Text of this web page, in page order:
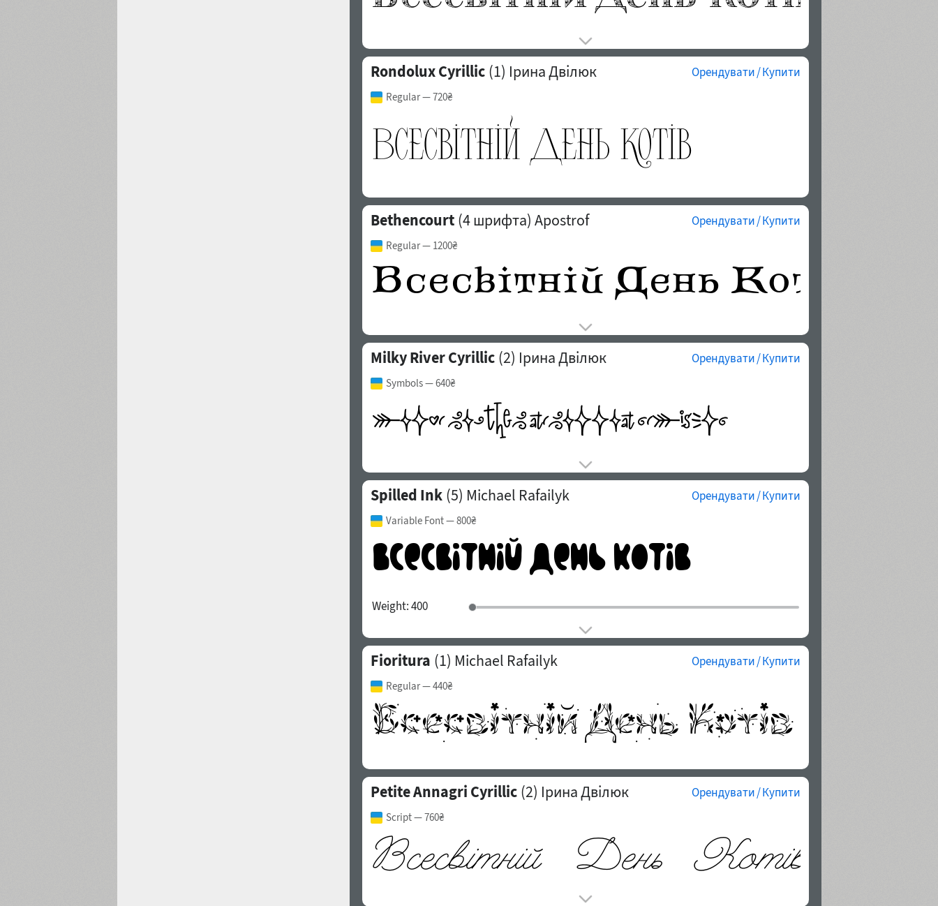
Rondolux Cyrillic (1) Ірина Двілюк Орендувати / Купити
Regular— 720₴
Bethencourt (4 шрифта) Apostrof Орендувати / Купити
Regular— 1200₴
Milky River Cyrillic (2) Ірина Двілюк Орендувати / Купити
Symbols— 640₴
Spilled Ink (5) Michael Rafailyk Орендувати / Купити
Variable Font— 800₴
Weight:400
Fioritura (1) Michael Rafailyk Орендувати / Купити
Regular— 440₴
Petite Annagri Cyrillic (2) Ірина Двілюк Орендувати / Купити
Script— 760₴